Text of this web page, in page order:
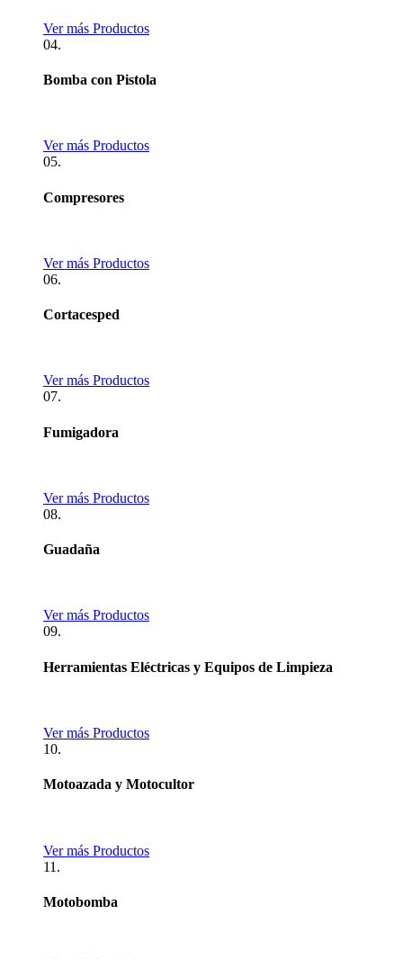
Ver más Productos
04.
Bomba con Pistola
Ver más Productos
05.
Compresores
Ver más Productos
06.
Cortacesped
Ver más Productos
07.
Fumigadora
Ver más Productos
08.
Guadaña
Ver más Productos
09.
Herramientas Eléctricas y Equipos de Limpieza
Ver más Productos
10.
Motoazada y Motocultor
Ver más Productos
11.
Motobomba